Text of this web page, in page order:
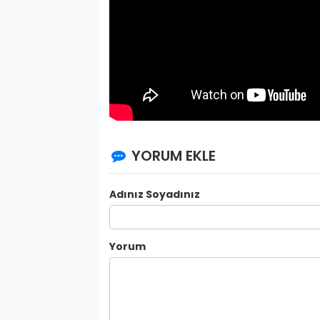
YORUM EKLE
Adınız Soyadınız
Yorum